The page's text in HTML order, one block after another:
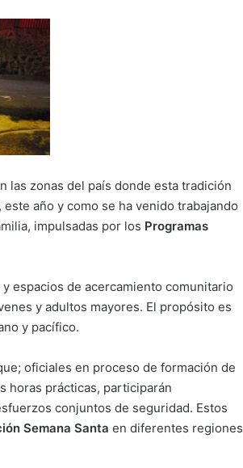
las zonas del país donde esta tradición
año y como se ha venido trabajando
impulsadas por los Programas
espacios de acercamiento comunitario
y adultos mayores. El propósito es
y pacífico.
oficiales en proceso de formación de
horas prácticas, participarán
conjuntos de seguridad. Estos
Semana Santa en diferentes regiones